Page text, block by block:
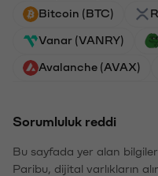
Bitcoin (BTC)
Vanar (VANRY)
Avalanche (AVAX)
Sorumluluk reddi
Bu sayfada yer alan
Paribu, dijital varlıkların